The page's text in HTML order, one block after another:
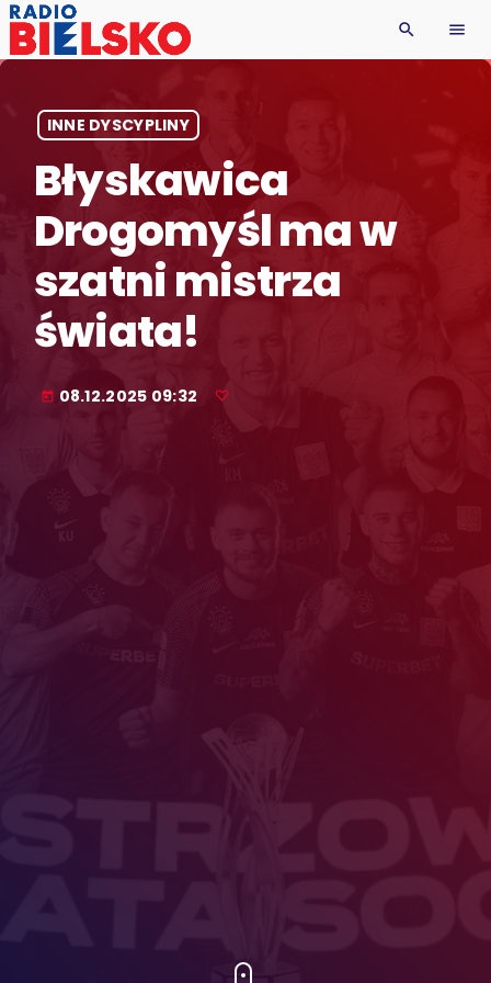
search menu
INNE DYSCYPLINY
Błyskawica
Drogomyśl ma w
szatni mistrza
świata!
today 08.12.2025 09:32